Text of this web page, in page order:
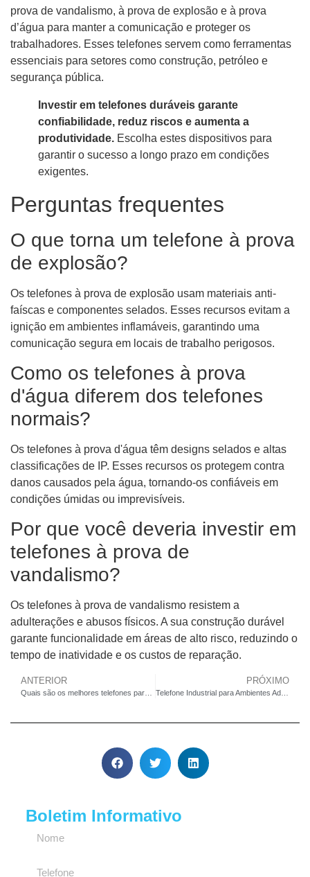
prova de vandalismo, à prova de explosão e à prova
d’água para manter a comunicação e proteger os
trabalhadores. Esses telefones servem como ferramentas
essenciais para setores como construção, petróleo e
segurança pública.
Investir em telefones duráveis ​​garante
confiabilidade, reduz riscos e aumenta a
produtividade. Escolha estes dispositivos para
garantir o sucesso a longo prazo em condições
exigentes.
Perguntas frequentes
O que torna um telefone à prova
de explosão?
Os telefones à prova de explosão usam materiais anti-
faíscas e componentes selados. Esses recursos evitam a
ignição em ambientes inflamáveis, garantindo uma
comunicação segura em locais de trabalho perigosos.
Como os telefones à prova
d'água diferem dos telefones
normais?
Os telefones à prova d'água têm designs selados e altas
classificações de IP. Esses recursos os protegem contra
danos causados ​​pela água, tornando-os confiáveis ​​em
condições úmidas ou imprevisíveis.
Por que você deveria investir em
telefones à prova de
vandalismo?
Os telefones à prova de vandalismo resistem a
adulterações e abusos físicos. A sua construção durável
garante funcionalidade em áreas de alto risco, reduzindo o
tempo de inatividade e os custos de reparação.
ANTERIOR PRÓXIMO
Telefone Industrial para Ambientes Adversos: Revisão de 2025
Boletim Informativo